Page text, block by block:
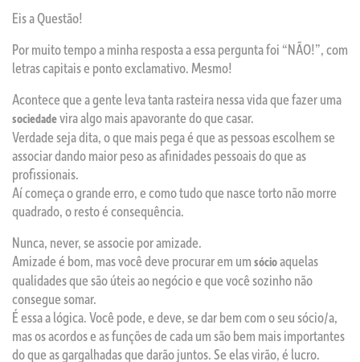
Eis a Questão!
Por muito tempo a minha resposta a essa pergunta foi “NÃO!”, com
letras capitais e ponto exclamativo. Mesmo!
Acontece que a gente leva tanta rasteira nessa vida que fazer uma
sociedadevira algo mais apavorante do que casar.
Verdade seja dita, o que mais pega é que as pessoas escolhem se
associar dando maior peso as afinidades pessoais do que as
profissionais.
Aí começa o grande erro, e como tudo que nasce torto não morre
quadrado, o resto é consequência.
Nunca, never, se associe por amizade.
Amizade é bom, mas você deve procurar em um sócioaquelas
qualidades que são úteis ao negócio e que você sozinho não
consegue somar.
É essa a lógica. Você pode, e deve, se dar bem com o seu sócio/a,
mas os acordos e as funções de cada um são bem mais importantes
do que as gargalhadas que darão juntos. Se elas virão, é lucro.